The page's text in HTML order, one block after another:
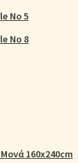
No 5
No 8
160x240cm